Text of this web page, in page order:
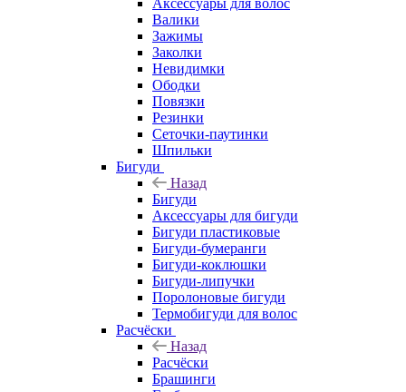
Аксессуары для волос
Валики
Зажимы
Заколки
Невидимки
Ободки
Повязки
Резинки
Сеточки-паутинки
Шпильки
Бигуди
Назад
Бигуди
Аксессуары для бигуди
Бигуди пластиковые
Бигуди-бумеранги
Бигуди-коклюшки
Бигуди-липучки
Поролоновые бигуди
Термобигуди для волос
Расчёски
Назад
Расчёски
Брашинги